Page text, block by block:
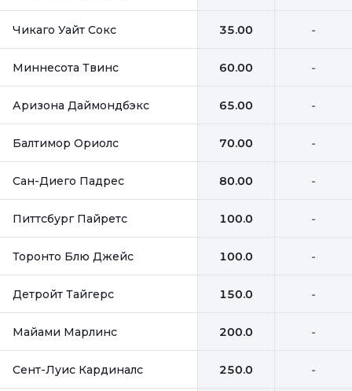
Чикаго Уайт Сокс 35.00 -
Миннесота Твинс 60.00 -
Аризона Даймондбэкс 65.00 -
Балтимор Ориолс 70.00 -
Сан-Диего Падрес 80.00 -
Питтсбург Пайретс 100.0 -
Торонто Блю Джейс 100.0 -
Детройт Тайгерс 150.0 -
Майами Марлинс 200.0 -
Сент-Луис Кардиналс 250.0 -